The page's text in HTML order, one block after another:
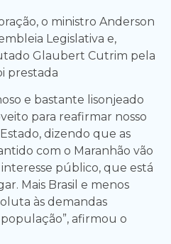
o ministro Anderson
Legislativa e,
Glaubert Cutrim pela
prestada
e bastante lisonjeado
para reafirmar nosso
dizendo que as
com o Maranhão vão
público, que está
Mais Brasil e menos
às demandas
afirmou o